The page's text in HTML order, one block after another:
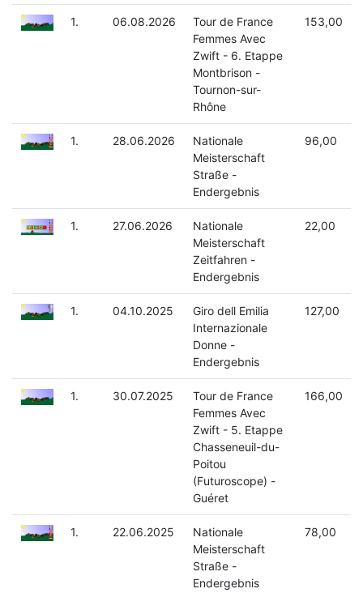
1. 06.08.2026
Tour de France
Femmes Avec
Zwift - 6. Etappe
Montbrison -
Tournon-sur-
Rhône
153,00
1. 28.06.2026
Nationale
Meisterschaft
Straße -
Endergebnis
96,00
1. 27.06.2026
Nationale
Meisterschaft
Zeitfahren -
Endergebnis
22,00
1. 04.10.2025
Giro dell Emilia
Internazionale
Donne -
Endergebnis
127,00
1. 30.07.2025
Tour de France
Femmes Avec
Zwift - 5. Etappe
Chasseneuil-du-
Poitou
(Futuroscope) -
Guéret
166,00
1. 22.06.2025
Nationale
Meisterschaft
Straße -
Endergebnis
78,00